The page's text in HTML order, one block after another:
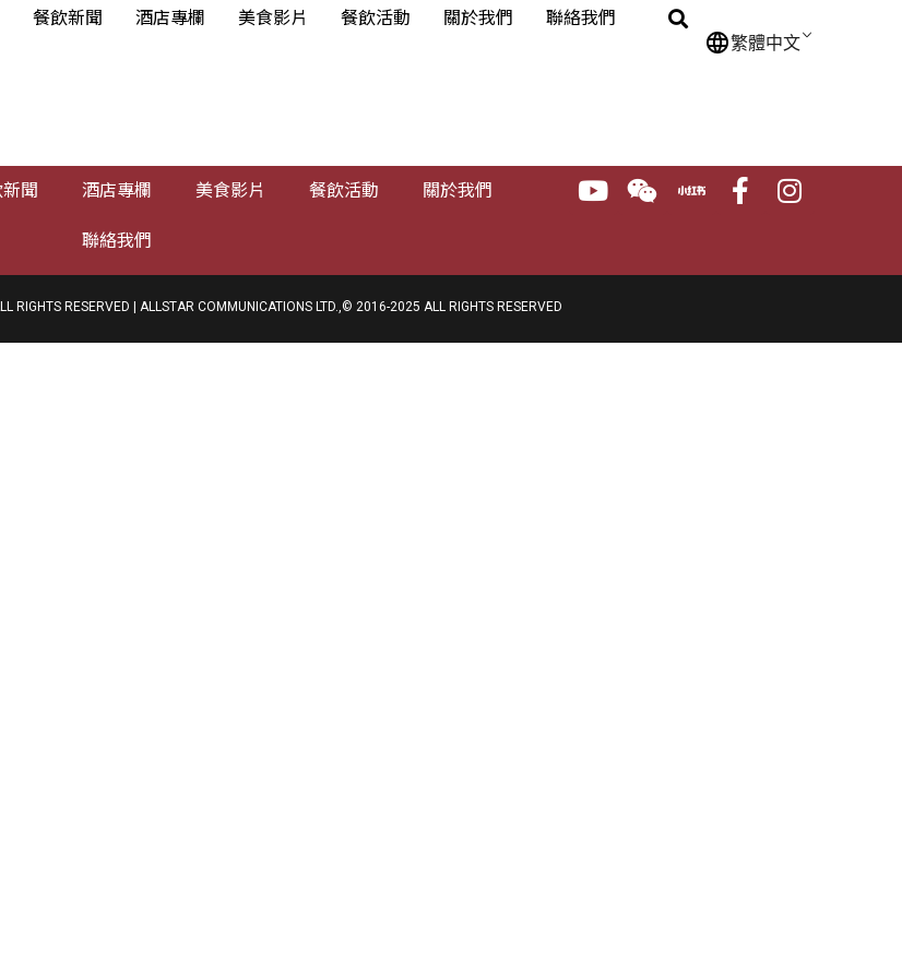
餐飲新聞 酒店專欄 美食影片 餐飲活動 關於我們 聯絡我們
繁體中文
聞 酒店專欄 美食影片 餐飲活動 關於我們
聯絡我們
RESERVED | ALLSTAR COMMUNICATIONS LTD.,© 2016-2025 ALL RIGHTS RESERVED